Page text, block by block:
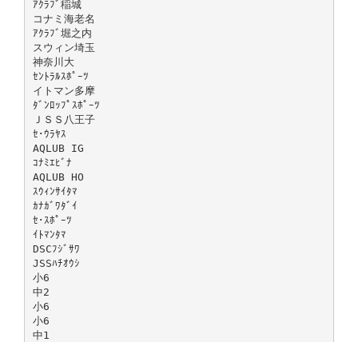
ｱｸﾗﾌﾞ稲城
コナミ海老名
ｱｸﾗﾌﾞ堀之内
スウィン埼玉
神奈川大
ｾﾝﾄﾗﾙｽﾎﾟｰﾂ
イトマン多摩
ﾀﾞﾝﾛｯﾌﾟｽﾎﾟｰﾂ
ＪＳＳ八王子
ｾ･ｳﾗﾔｽ
AQLUB IG
ｺﾅﾐｴﾋﾞﾅ
AQLUB HO
ｽｳｨﾝｻｲﾀﾏ
ｶﾅｶﾞﾜﾀﾞｲ
ｾ･ｽﾎﾟｰﾂ
ｲﾄﾏﾝﾀﾏ
DSCﾌｼﾞｻﾜ
JSSﾊﾁｵｳｼ
小6
中2
小6
小6
中1